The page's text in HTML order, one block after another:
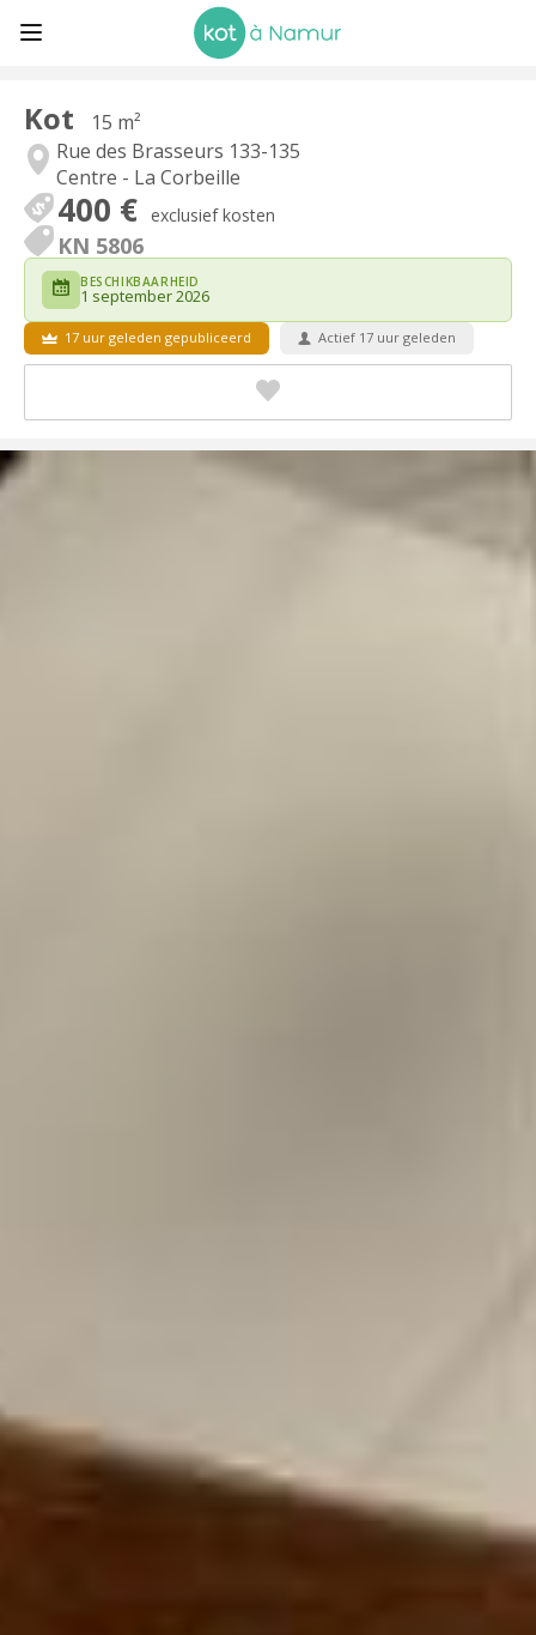
Kot
15 m²
Rue des Brasseurs 133-135
Centre - La Corbeille
400 € exclusief kosten
KN 5806
BESCHIKBAARHEID
1 september 2026
17 uur geleden gepubliceerd Actief 17 uur geleden